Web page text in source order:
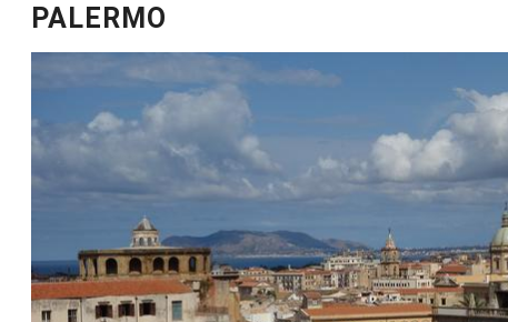
PALERMO